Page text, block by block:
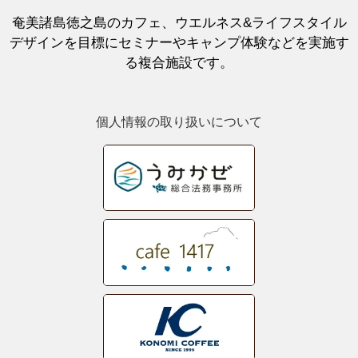
奄美諸島徳之島のカフェ、ウエルネス&ライフスタイル
デザインを目標にセミナーやキャンプ体験などを実施す
る複合施設です。
個人情報の取り扱いについて